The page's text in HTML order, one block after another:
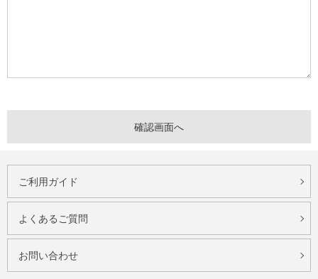
ご利用ガイド
よくあるご質問
お問い合わせ